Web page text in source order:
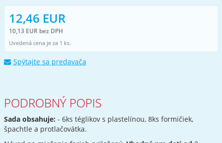
12,46 EUR
10,13 EUR bez DPH
Uvedená cena je za 1 ks.
Spýtajte sa predavača
PODROBNÝ POPIS
Sada obsahuje: - 6ks téglikov s plastelínou, 8ks formičiek,
špachtle a protlačovátka.